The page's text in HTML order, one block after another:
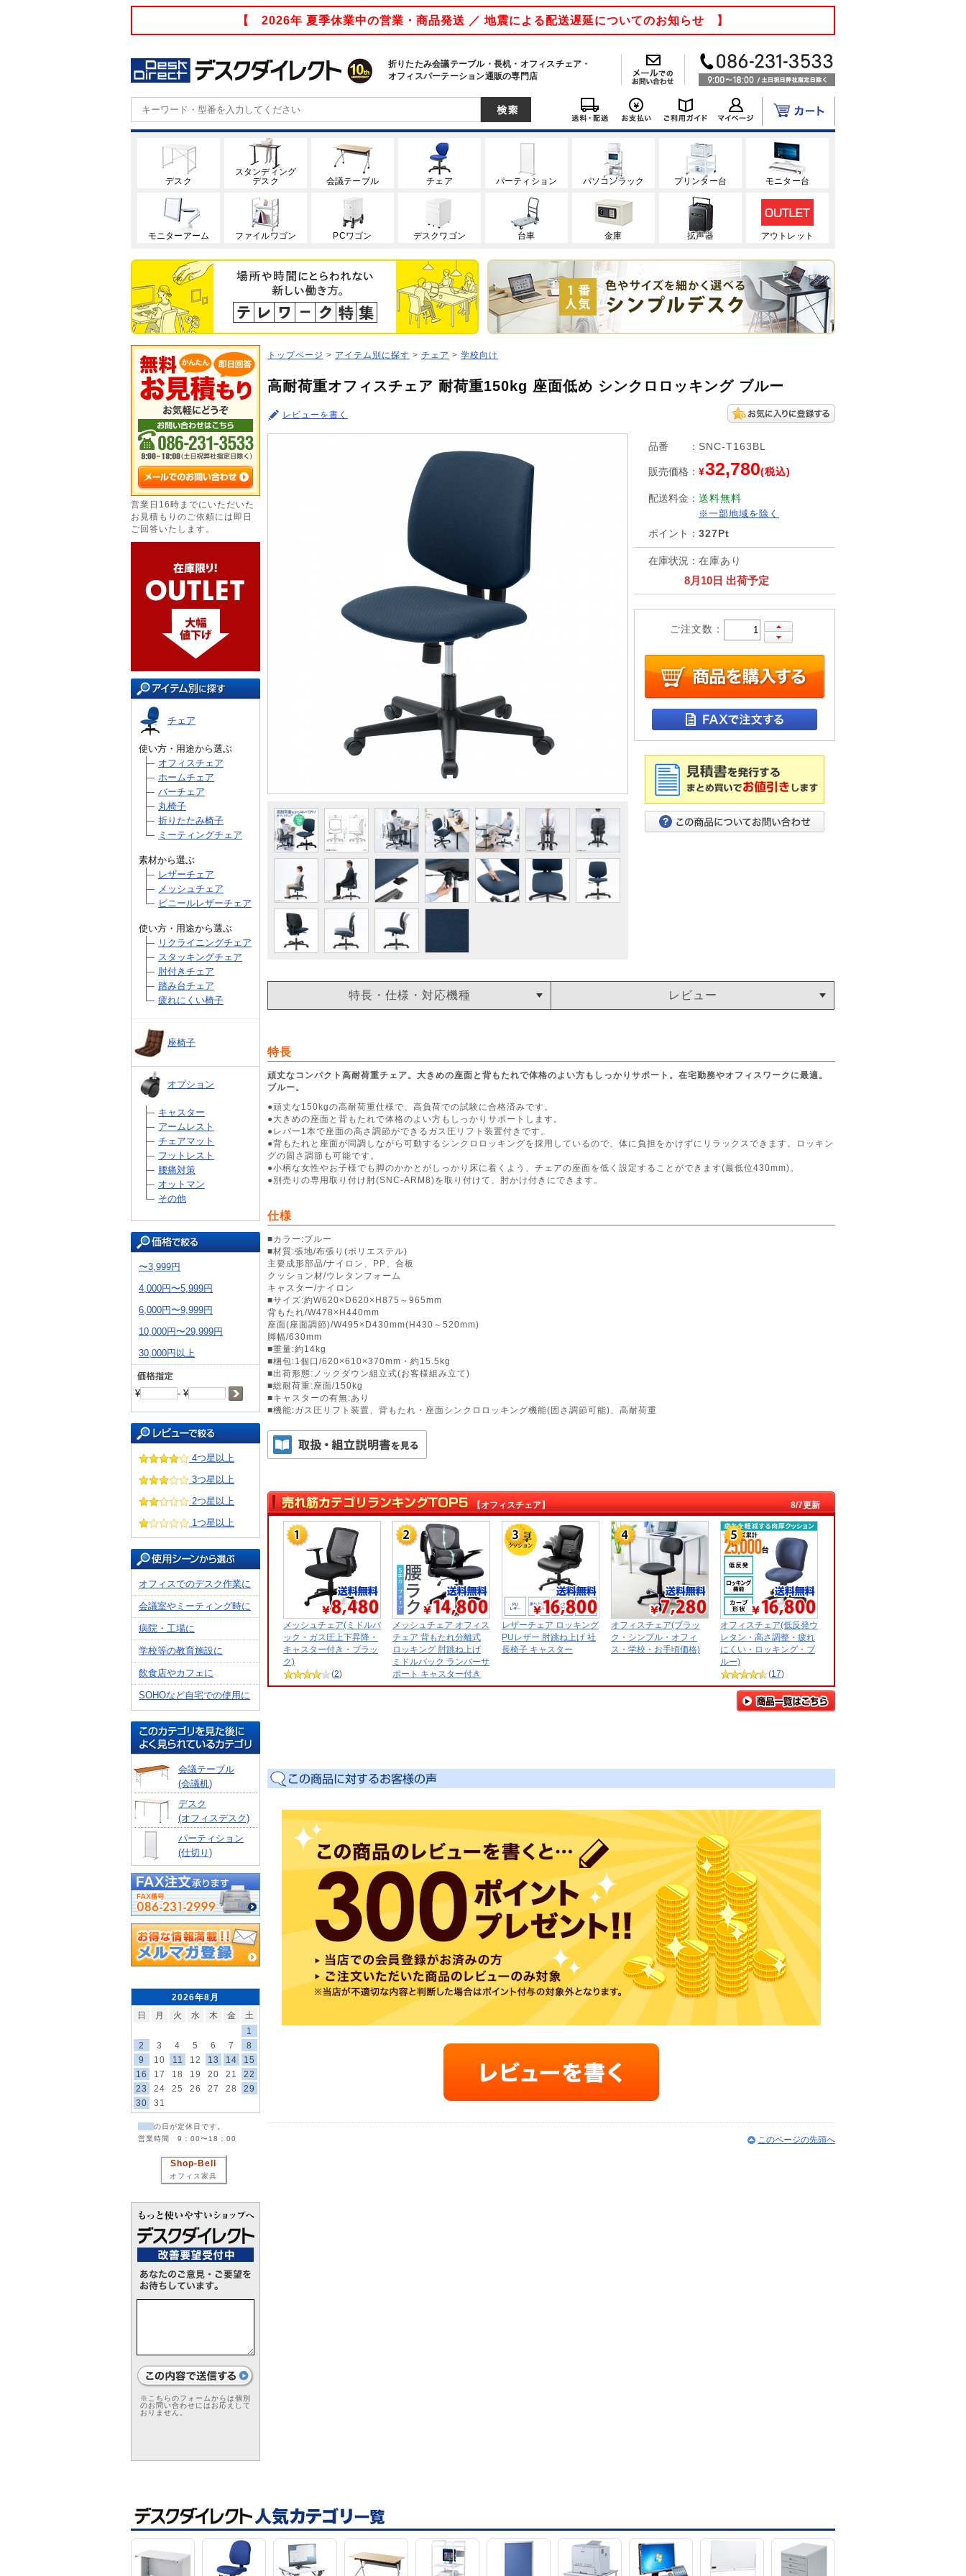
【 2026年 夏季休業中の営業・商品発送 ／ 地震による配送遅延についてのお知らせ 】
折りたたみ会議テーブル・長机・オフィスチェア・
オフィスパーテーション通販の専門店
デスク
スタンディング
デスク
会議テーブル チェア パーティション パソコンラック プリンター台 モニター台
モニターアーム ファイルワゴン PCワゴン デスクワゴン 台車 金庫 拡声器 アウトレット
営業日16時までにいただいた
お見積もりのご依頼には即日
ご回答いたします。
チェア
使い方・用途から選ぶ
オフィスチェア
ホームチェア
バーチェア
丸椅子
折りたたみ椅子
ミーティングチェア
素材から選ぶ
レザーチェア
メッシュチェア
ビニールレザーチェア
使い方・用途から選ぶ
リクライニングチェア
スタッキングチェア
肘付きチェア
踏み台チェア
疲れにくい椅子
座椅子
オプション
キャスター
アームレスト
チェアマット
フットレスト
腰痛対策
オットマン
その他
〜3,999円
4,000円〜5,999円
6,000円〜9,999円
10,000円〜29,999円
30,000円以上
¥ - ¥
4つ星以上
3つ星以上
2つ星以上
1つ星以上
オフィスでのデスク作業に
会議室やミーティング時に
病院・工場に
学校等の教育施設に
飲食店やカフェに
SOHOなど自宅での使用に
会議テーブル
(会議机)
デスク
(オフィスデスク)
パーティション
(仕切り)
2026年8月
日
月 火 水 木 金
土
1
2
3 4 5 6 7
8
9
10 11 12 13 14
15
16
17 18 19 20 21
22
23
24 25 26 27 28
29
30
31
の日が定休日です。
営業時間 9：00〜18：00
Shop-Bell
オフィス家具
※こちらのフォームからは個別
のお問い合わせにはお応えして
おりません。
トップページ > アイテム別に探す > チェア > 学校向け
高耐荷重オフィスチェア 耐荷重150kg 座面低め シンクロロッキング ブルー
レビューを書く
品番 ： SNC-T163BL
販売価格 ： ¥32,780(税込)
配送料金 ： 送料無料
※一部地域を除く
ポイント ： 327Pt
在庫状況 ： 在庫あり
8月10日 出荷予定
ご注文数：
特長・仕様・対応機種 レビュー
特長
頑丈なコンパクト高耐荷重チェア。大きめの座面と背もたれで体格のよい方もしっかりサポート。在宅勤務やオフィスワークに最適。
ブルー。
●頑丈な150kgの高耐荷重仕様で、高負荷での試験に合格済みです。
●大きめの座面と背もたれで体格のよい方もしっかりサポートします。
●レバー1本で座面の高さ調節ができるガス圧リフト装置付きです。
●背もたれと座面が同調しながら可動するシンクロロッキングを採用しているので、体に負担をかけずにリラックスできます。ロッキン
グの固さ調節も可能です。
●小柄な女性やお子様でも脚のかかとがしっかり床に着くよう、チェアの座面を低く設定することができます(最低位430mm)。
●別売りの専用取り付け肘(SNC-ARM8)を取り付けて、肘かけ付きにできます。
仕様
■カラー:ブルー
■材質:張地/布張り(ポリエステル)
主要成形部品/ナイロン、PP、合板
クッション材/ウレタンフォーム
キャスター/ナイロン
■サイズ:約W620×D620×H875～965mm
背もたれ/W478×H440mm
座面(座面調節)/W495×D430mm(H430～520mm)
脚幅/630mm
■重量:約14kg
■梱包:1個口/620×610×370mm・約15.5kg
■出荷形態:ノックダウン組立式(お客様組み立て)
■総耐荷重:座面/150kg
■キャスターの有無:あり
■機能:ガス圧リフト装置、背もたれ・座面シンクロロッキング機能(固さ調節可能)、高耐荷重
【オフィスチェア】 8/7更新
メッシュチェア(ミドルバ
ック・ガス圧上下昇降・
キャスター付き・ブラッ
ク)
(2)
メッシュチェア オフィス
チェア 背もたれ分離式
ロッキング 肘跳ね上げ
ミドルバック ランバーサ
ポート キャスター付き
レザーチェア ロッキング
PUレザー 肘跳ね上げ 社
長椅子 キャスター
オフィスチェア(ブラッ
ク・シンプル・オフィ
ス・学校・お手頃価格)
オフィスチェア(低反発ウ
レタン・高さ調整・疲れ
にくい・ロッキング・ブ
ルー)
(17)
このページの先頭へ